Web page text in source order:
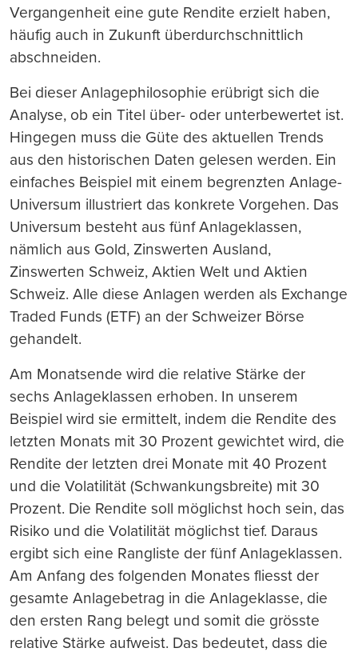
Vergangenheit eine gute Rendite erzielt haben,
häufig auch in Zukunft überdurchschnittlich
abschneiden.
Bei dieser Anlagephilosophie erübrigt sich die
Analyse, ob ein Titel über- oder unterbewertet ist.
Hingegen muss die Güte des aktuellen Trends
aus den historischen Daten gelesen werden. Ein
einfaches Beispiel mit einem begrenzten Anlage-
Universum illustriert das konkrete Vorgehen. Das
Universum besteht aus fünf Anlageklassen,
nämlich aus Gold, Zinswerten Ausland,
Zinswerten Schweiz, Aktien Welt und Aktien
Schweiz. Alle diese Anlagen werden als Exchange
Traded Funds (ETF) an der Schweizer Börse
gehandelt.
Am Monatsende wird die relative Stärke der
sechs Anlageklassen erhoben. In unserem
Beispiel wird sie ermittelt, indem die Rendite des
letzten Monats mit 30 Prozent gewichtet wird, die
Rendite der letzten drei Monate mit 40 Prozent
und die Volatilität (Schwankungsbreite) mit 30
Prozent. Die Rendite soll möglichst hoch sein, das
Risiko und die Volatilität möglichst tief. Daraus
ergibt sich eine Rangliste der fünf Anlageklassen.
Am Anfang des folgenden Monates fliesst der
gesamte Anlagebetrag in die Anlageklasse, die
den ersten Rang belegt und somit die grösste
relative Stärke aufweist. Das bedeutet, dass die